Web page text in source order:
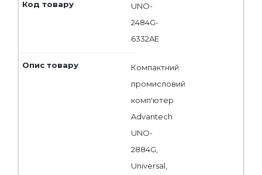
UNO-
2484G-
6332AE
Компактний
промисловий
комп'ютер
Advantech
UNO-
2884G,
Universal,